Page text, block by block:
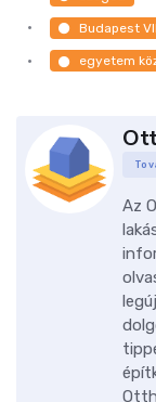
Budapest
egyetem
Az